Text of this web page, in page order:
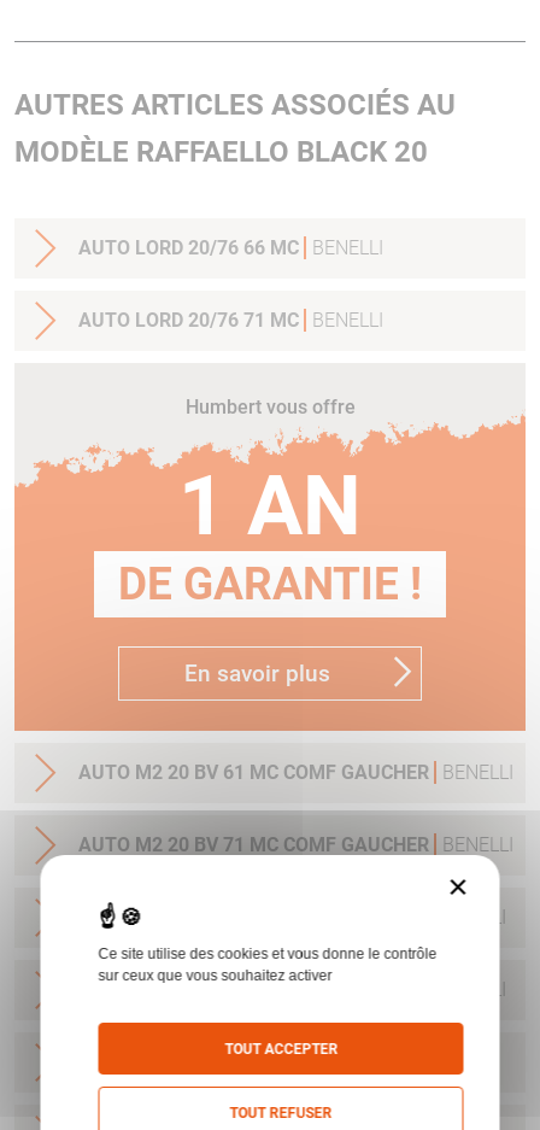
AUTRES ARTICLES ASSOCIÉS AU
MODÈLE RAFFAELLO BLACK 20
AUTO LORD 20/76 66 MC BENELLI
AUTO LORD 20/76 71 MC BENELLI
Humbert vous offre
1 AN
DE GARANTIE !
En savoir plus
AUTO M2 20 BV 61 MC COMF GAUCHER BENELLI
AUTO M2 20 BV 71 MC COMF GAUCHER BENELLI
AUTO RAFFAELLO ETHOS 20/76 61 MC BENELLI
AUTO RAFFAELLO ETHOS 20/76 66 MC BENELLI
AUTO MYGRA BV 20/70 66CM
×
Ce site utilise des cookies et vous donne le contrôle
sur ceux que vous souhaitez activer
TOUT ACCEPTER
TOUT REFUSER